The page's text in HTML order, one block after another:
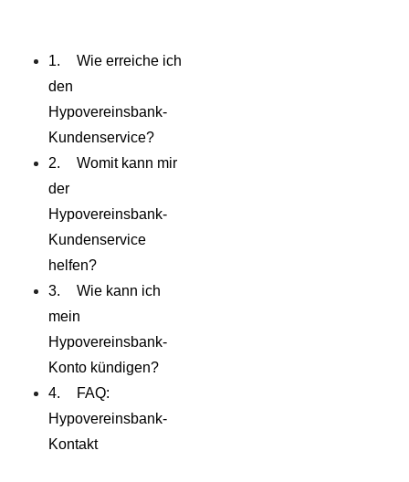
Wie erreiche ich
den
Hypovereinsbank-
Kundenservice?
Womit kann mir
der
Hypovereinsbank-
Kundenservice
helfen?
Wie kann ich
mein
Hypovereinsbank-
Konto kündigen?
FAQ:
Hypovereinsbank-
Kontakt